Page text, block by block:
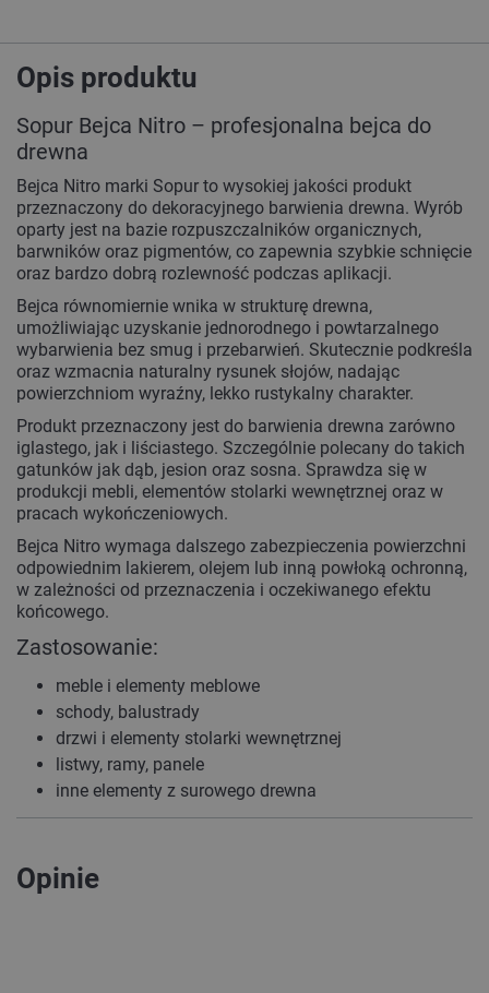
Opis produktu
Sopur Bejca Nitro – profesjonalna bejca do
drewna
Bejca Nitro marki Sopur to wysokiej jakości produkt
przeznaczony do dekoracyjnego barwienia drewna. Wyrób
oparty jest na bazie rozpuszczalników organicznych,
barwników oraz pigmentów, co zapewnia szybkie schnięcie
oraz bardzo dobrą rozlewność podczas aplikacji.
Bejca równomiernie wnika w strukturę drewna,
umożliwiając uzyskanie jednorodnego i powtarzalnego
wybarwienia bez smug i przebarwień. Skutecznie podkreśla
oraz wzmacnia naturalny rysunek słojów, nadając
powierzchniom wyraźny, lekko rustykalny charakter.
Produkt przeznaczony jest do barwienia drewna zarówno
iglastego, jak i liściastego. Szczególnie polecany do takich
gatunków jak dąb, jesion oraz sosna. Sprawdza się w
produkcji mebli, elementów stolarki wewnętrznej oraz w
pracach wykończeniowych.
Bejca Nitro wymaga dalszego zabezpieczenia powierzchni
odpowiednim lakierem, olejem lub inną powłoką ochronną,
w zależności od przeznaczenia i oczekiwanego efektu
końcowego.
Zastosowanie:
meble i elementy meblowe
schody, balustrady
drzwi i elementy stolarki wewnętrznej
listwy, ramy, panele
inne elementy z surowego drewna
Opinie